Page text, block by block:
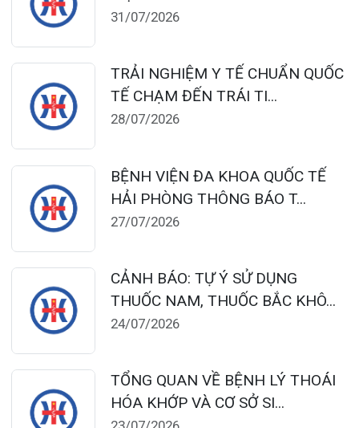
Chân, Hải Phòng
0225-3955 888
0225-3951 115
dakhoaquocte.hih@gmail.com
Lịch làm việc:
Khoa Khám bệnh theo yêu cầu:
Khoa Khám bệnh: Thứ 2 – Thứ 6
Sáng: 07:00 – 12:00
Chiều: 13:30 – 16:30
Bệnh viện – Khách sạn cao cấp đầu tiên ở
Hải Phòng và khu vực vùng duyên hải Bắc
bộ, quy mô 500 giường bệnh nội trú.